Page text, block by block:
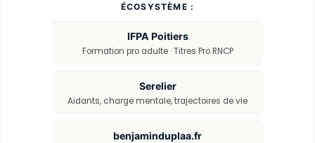
ÉCOSYSTÈME :
IFPA Poitiers
Formation pro adulte · Titres Pro RNCP
Serelier
Aidants, charge mentale, trajectoires de vie
benjaminduplaa.fr